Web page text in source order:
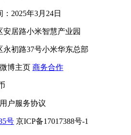
2025年3月24日
居路小米智慧产业园
初路37号小米华东总部
微博主页 商务合作
用户服务协议
号 京ICP备17017388号-1